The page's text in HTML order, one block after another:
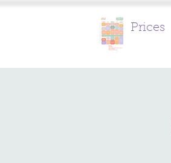
Prices